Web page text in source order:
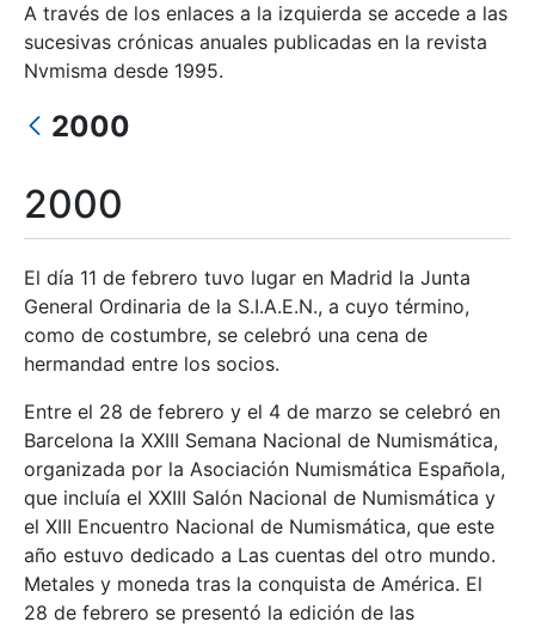
Mostrar/Ocultar
Mostrar/Ocultar
A través de los enlaces a la izquierda se accede a las
sucesivas crónicas anuales publicadas en la revista
Nvmisma desde 1995.
2000
2000
El día 11 de febrero tuvo lugar en Madrid la Junta
General Ordinaria de la S.I.A.E.N., a cuyo término,
como de costumbre, se celebró una cena de
hermandad entre los socios.
Entre el 28 de febrero y el 4 de marzo se celebró en
Barcelona la XXIII Semana Nacional de Numismática,
organizada por la Asociación Numismática Española,
que incluía el XXIII Salón Nacional de Numismática y
el XIII Encuentro Nacional de Numismática, que este
año estuvo dedicado a Las cuentas del otro mundo.
Metales y moneda tras la conquista de América. El
28 de febrero se presentó la edición de las